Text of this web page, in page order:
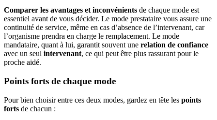
Comparer les avantages et inconvénients de chaque mode est
essentiel avant de vous décider. Le mode prestataire vous assure une
continuité de service, même en cas d’absence de l’intervenant, car
l’organisme prendra en charge le remplacement. Le mode
mandataire, quant à lui, garantit souvent une relation de confiance
avec un seul intervenant, ce qui peut être plus rassurant pour le
proche aidé.
Points forts de chaque mode
Pour bien choisir entre ces deux modes, gardez en tête les points
forts de chacun :